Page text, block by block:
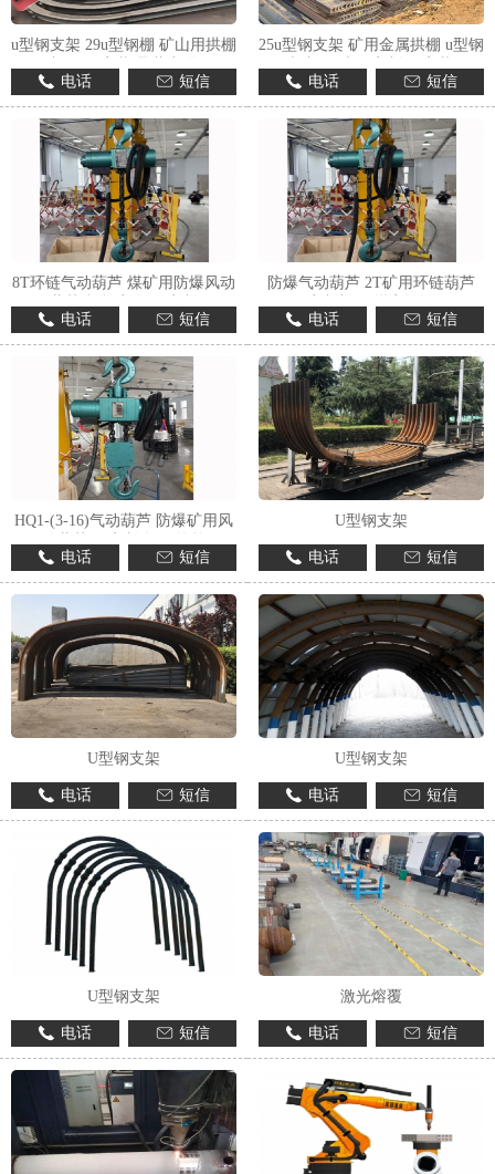
1 3
u型钢支架 29u型钢棚 矿山用拱棚
电话
短信
25u型钢支架 矿用金属拱棚 u型钢
电话
短信
8T环链气动葫芦 煤矿用防爆风动
电话
短信
防爆气动葫芦 2T矿用环链葫芦
电话
短信
HQ1-(3-16)气动葫芦 防爆矿用风
电话
短信
U型钢支架
电话 短信
U型钢支架
电话 短信
U型钢支架
电话 短信
U型钢支架
电话 短信
激光熔覆
电话 短信